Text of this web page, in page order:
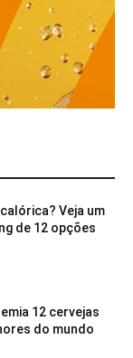
Veja um
de 12 opções
12 cervejas
do mundo